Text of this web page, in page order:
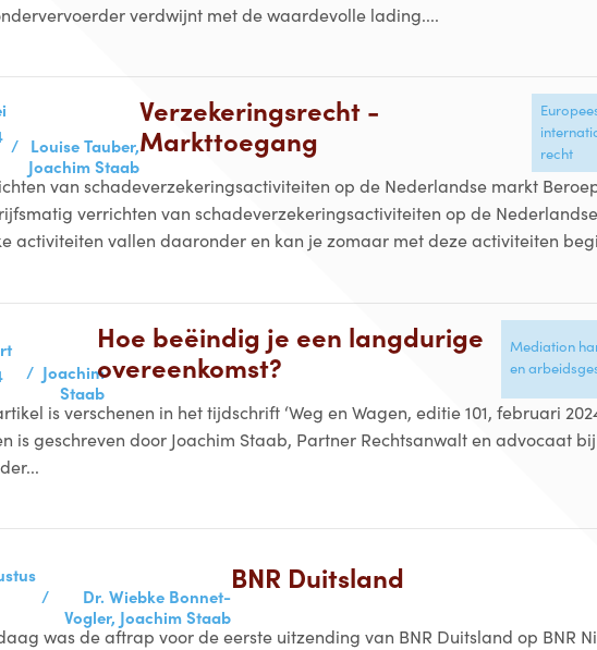
verdwijnt met de waardevolle lading....
/ Louise Tauber,
Joachim Staab
Verzekeringsrecht -
Markttoegang
recht
van schadeverzekeringsactiviteiten op de Nederlandse markt
verrichten van schadeverzekeringsactiviteiten op de
activiteiten vallen daaronder en kan je zomaar met deze activiteiten
/ Joachim
Staab
Hoe beëindig je een langdurige
overeenkomst?
Mediation
en
is verschenen in het tijdschrift ‘Weg en Wagen, editie 101, februari
is geschreven door Joachim Staab, Partner Rechtsanwalt en advocaat
/
Dr. Wiebke Bonnet-
Vogler, Joachim Staab
BNR Duitsland
was de aftrap voor de eerste uitzending van BNR Duitsland op BNR